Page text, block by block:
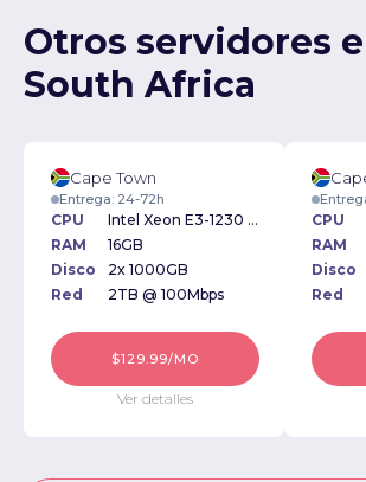
Otros servidores
South Africa
Cape Town
Entrega: 24-72h
CPU
Intel Xeon E3-1230 3.20GHz
RAM
16GB
Disco
2x 1000GB
Red
2TB @ 100Mbps
$129.99/MO
Ver detalles
CPU
RAM
Disco
Red